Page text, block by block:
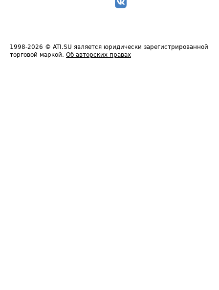
1998-2026 © ATI.SU является юридически зарегистрированной
торговой маркой. Об авторских правах